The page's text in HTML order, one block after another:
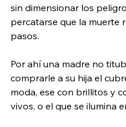
sin dimensionar los
percatarse que la muerte
pasos.
Por ahí una madre no
comprarle a su hija el
moda, ese con brillitos y
vivos, o el que se ilumina